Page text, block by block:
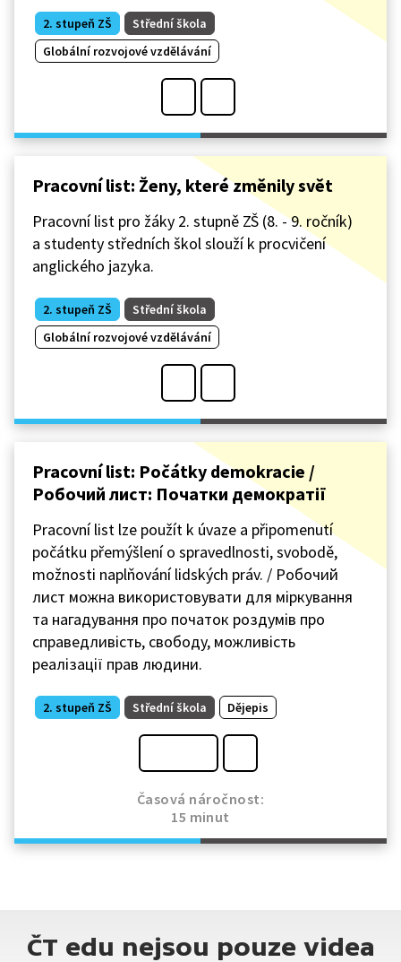
2. stupeň ZŠ
Střední škola
Globální rozvojové vzdělávání
Pracovní list: Ženy, které změnily svět
Pracovní list pro žáky 2. stupně ZŠ (8. - 9. ročník)
a studenty středních škol slouží k procvičení
anglického jazyka.
2. stupeň ZŠ
Střední škola
Globální rozvojové vzdělávání
Pracovní list: Počátky demokracie /
Робочий лист: Початки демократії
Pracovní list lze použít k úvaze a připomenutí
počátku přemýšlení o spravedlnosti, svobodě,
možnosti naplňování lidských práv. / Робочий
лист можна використовувати для міркування
та нагадування про початок роздумів про
справедливість, свободу, можливість
реалізації прав людини.
2. stupeň ZŠ Střední škola Dějepis
Časová náročnost:
15 minut
ČT edu nejsou pouze videa